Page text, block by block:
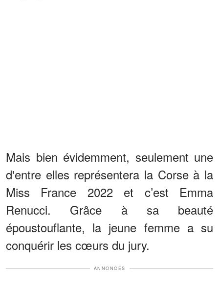
Mais bien évidemment, seulement une
d'entre elles représentera la Corse à la
Miss France 2022 et c’est Emma
Renucci. Grâce à sa beauté
époustouflante, la jeune femme a su
conquérir les cœurs du jury.
ANNONCES